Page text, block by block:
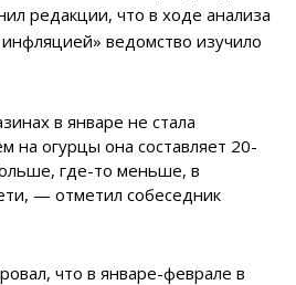
редакции, что в ходе анализа
ведомство изучило
в январе не стала
на огурцы она составляет 20-
где-то меньше, в
— отметил собеседник
что в январе-феврале в